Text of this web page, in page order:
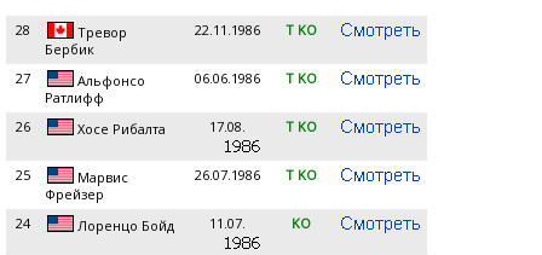
28
Тревор
Бербик
22.11.1986 T KO
27
Альфонсо
Ратлифф
06.06.1986 T KO
26 Хосе Рибалта 17.08. T KO
25
Марвис
Фрейзер
26.07.1986 T KO
24 Лоренцо Бойд 11.07. KO